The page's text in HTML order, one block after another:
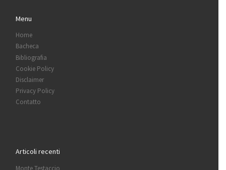
Menu
Home
Bacheca
Bibliografia
Cookie Policy
Disclaimer
Privacy Policy
Contatto
Articoli recenti
Monte Testaccio